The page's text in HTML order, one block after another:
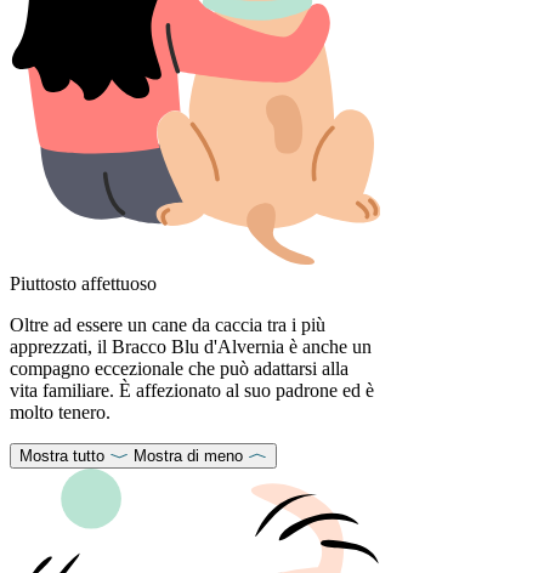
Piuttosto affettuoso
Oltre ad essere un cane da caccia tra i più
apprezzati, il Bracco Blu d'Alvernia è anche un
compagno eccezionale che può adattarsi alla
vita familiare. È affezionato al suo padrone ed è
molto tenero.
Mostra tutto Mostra di meno